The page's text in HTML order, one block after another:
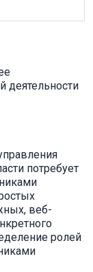
деятельности
потребует
веб-
ролей